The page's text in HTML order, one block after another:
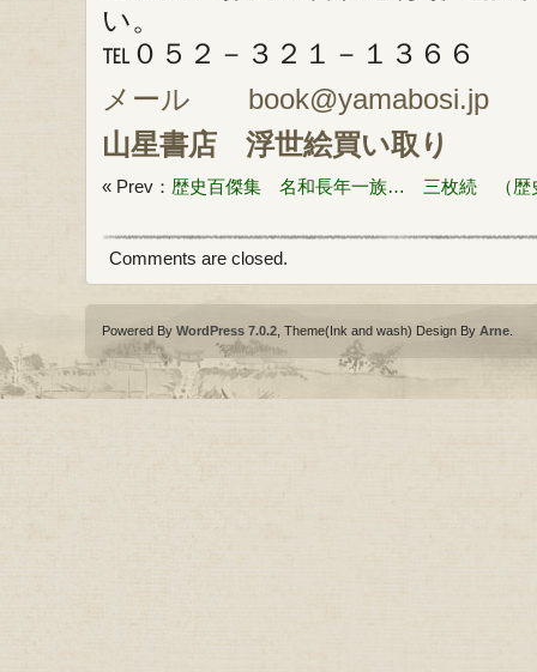
い。
℡０５２－３２１－１３６６
メール book@yamabosi.jp
山星書店
浮世絵買い取り
« Prev： 歴史百傑集 名和長年一族… 三枚続 （歴
Comments are closed.
Powered By WordPress 7.0.2 , Theme(Ink and wash) Design By Arne